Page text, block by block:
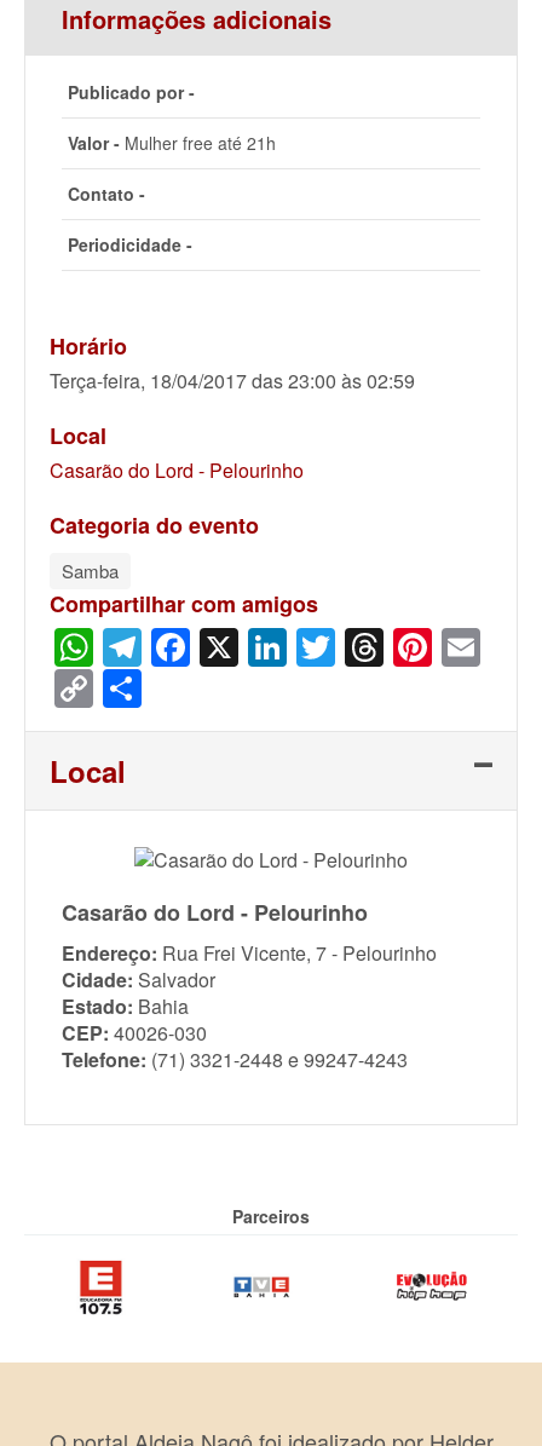
Informações adicionais
Publicado por -
Valor - Mulher free até 21h
Contato -
Periodicidade -
Horário
Terça-feira, 18/04/2017 das 23:00 às 02:59
Local
Casarão do Lord - Pelourinho
Categoria do evento
Samba
Compartilhar com amigos
WhatsApp
Telegram
Facebook
X LinkedIn
Twitter
Threads
Copy
Link
Local
Casarão do Lord - Pelourinho
Endereço: Rua Frei Vicente, 7 - Pelourinho
Cidade: Salvador
Estado: Bahia
CEP: 40026-030
Telefone: (71) 3321-2448 e 99247-4243
Parceiros